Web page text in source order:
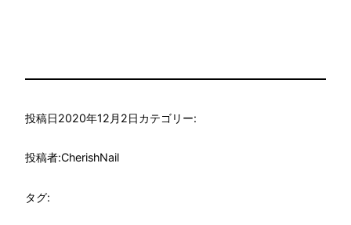
投稿日2020年12月2日カテゴリー:
投稿者:CherishNail
タグ: